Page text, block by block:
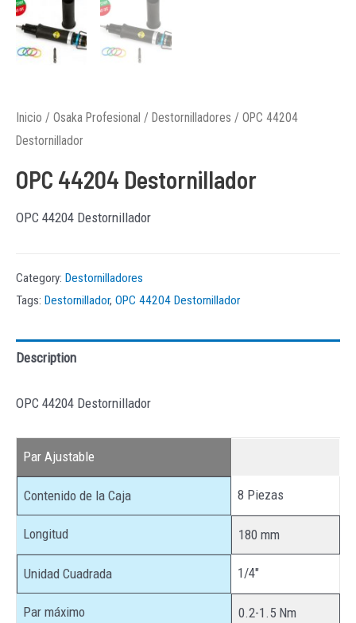
Inicio / Osaka Profesional / Destornilladores / OPC 44204
Destornillador
OPC 44204 Destornillador
OPC 44204 Destornillador
Category: Destornilladores
Tags: Destornillador, OPC 44204 Destornillador
Description
OPC 44204 Destornillador
Par Ajustable
Contenido de la Caja 8 Piezas
Longitud 180 mm
Unidad Cuadrada 1/4″
Par máximo 0.2-1.5 Nm